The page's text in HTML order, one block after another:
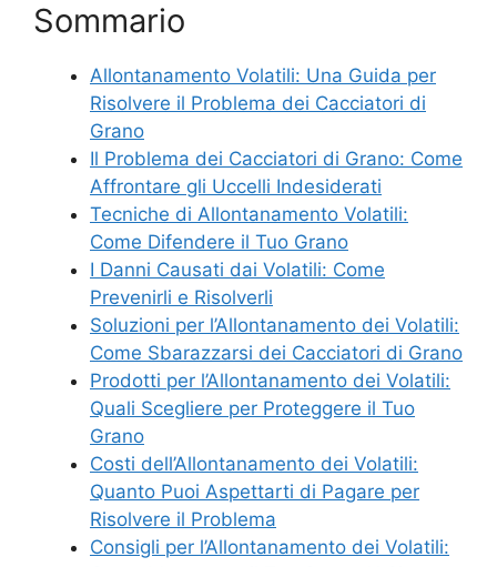
Sommario
Allontanamento Volatili: Una Guida per
Risolvere il Problema dei Cacciatori di
Grano
Il Problema dei Cacciatori di Grano: Come
Affrontare gli Uccelli Indesiderati
Tecniche di Allontanamento Volatili:
Come Difendere il Tuo Grano
I Danni Causati dai Volatili: Come
Prevenirli e Risolverli
Soluzioni per l’Allontanamento dei Volatili:
Come Sbarazzarsi dei Cacciatori di Grano
Prodotti per l’Allontanamento dei Volatili:
Quali Scegliere per Proteggere il Tuo
Grano
Costi dell’Allontanamento dei Volatili:
Quanto Puoi Aspettarti di Pagare per
Risolvere il Problema
Consigli per l’Allontanamento dei Volatili: